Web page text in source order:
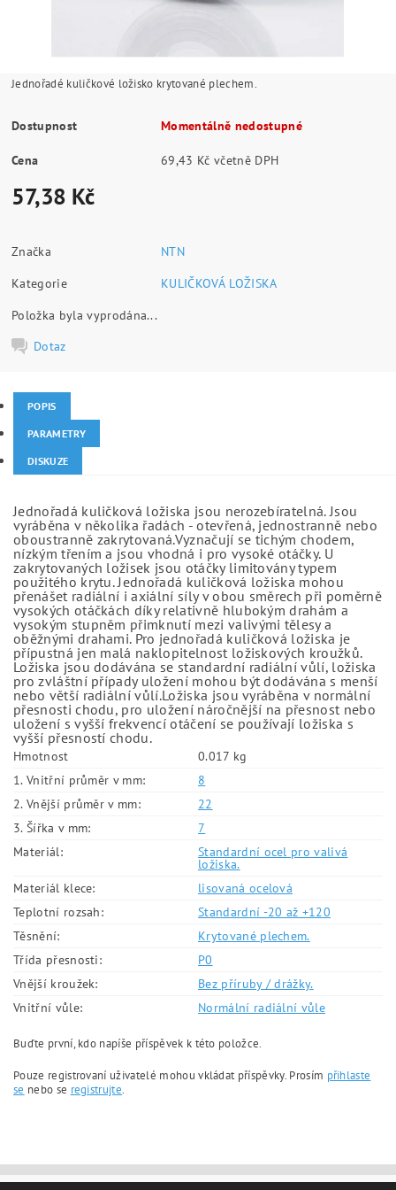
Jednořadé kuličkové ložisko krytované plechem.
Dostupnost Momentálně nedostupné
Cena 69,43 Kč včetně DPH
57,38 Kč
Značka
NTN
Kategorie
KULIČKOVÁ LOŽISKA
Položka byla vyprodána...
Dotaz
POPIS
PARAMETRY
DISKUZE
Jednořadá kuličková ložiska jsou nerozebíratelná. Jsou
vyráběna v několika řadách - otevřená, jednostranně nebo
oboustranně zakrytovaná.Vyznačují se tichým chodem,
nízkým třením a jsou vhodná i pro vysoké otáčky. U
zakrytovaných ložisek jsou otáčky limitovány typem
použitého krytu. Jednořadá kuličková ložiska mohou
přenášet radiální i axiální síly v obou směrech při poměrně
vysokých otáčkách díky relativně hlubokým drahám a
vysokým stupněm přimknutí mezi valivými tělesy a
oběžnými drahami. Pro jednořadá kuličková ložiska je
přípustná jen malá naklopitelnost ložiskových kroužků.
Ložiska jsou dodávána se standardní radiální vůlí, ložiska
pro zvláštní případy uložení mohou být dodávána s menší
nebo větší radiální vůlí.Ložiska jsou vyráběna v normální
přesnosti chodu, pro uložení náročnější na přesnost nebo
uložení s vyšší frekvencí otáčení se používají ložiska s
vyšší přesností chodu.
Hmotnost
0.017 kg
1. Vnitřní průměr v mm:
8
2. Vnější průměr v mm:
22
3. Šířka v mm:
7
Materiál:
Standardní ocel pro valivá
ložiska.
Materiál klece:
lisovaná ocelová
Teplotní rozsah:
Standardní -20 až +120
Těsnění:
Krytované plechem.
Třída přesnosti:
P0
Vnější kroužek:
Bez příruby / drážky.
Vnitřní vůle:
Normální radiální vůle
Buďte první, kdo napíše příspěvek k této položce.
Pouze registrovaní uživatelé mohou vkládat příspěvky. Prosím přihlaste
se nebo se registrujte.